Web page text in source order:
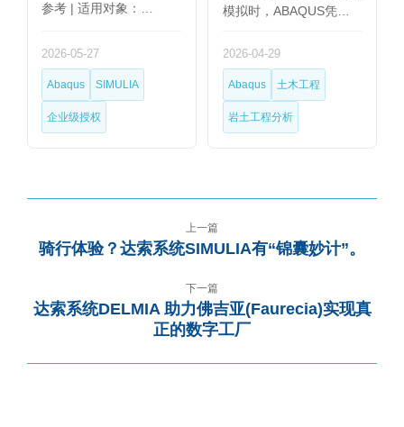
参考 | 适用对象：…
2026-05-27
Abaqus SIMULIA
企业级授权
模拟时，ABAQUS凭…
2026-04-29
Abaqus 土木工程
岩土工程分析
上一篇
骑行体验？达索系统SIMULIA有“锦囊妙计”。
下一篇
达索系统DELMIA 助力佛吉亚(Faurecia)实现真
正的数字工厂